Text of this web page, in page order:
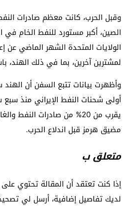
وقبل الحرب، كانت معظم صادرات
الصين، أكبر مستورد للنفط الخام في
الولايات المتحدة الشهر الماضي عن
لمشترين آخرين، بما في ذلك الهند،
وأظهرت بيانات تتبع السفن أن
أولى شحنات النفط الإيراني منذ
يقرب من 20% من صادرات النفط
مضيق هرمز قبل اندلاع الحرب.
متعلق ب
إذا كنت تعتقد أن المقالة تحتوي
لديك تفاصيل إضافية، أرسل لي